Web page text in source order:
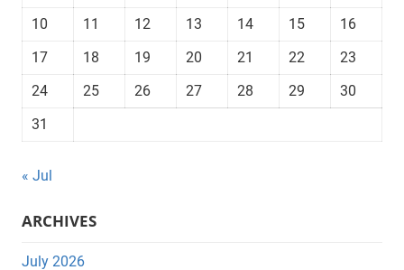
10
11 12 13 14 15
16
17
18 19 20 21 22
23
24
25 26 27 28 29
30
31
« Jul
ARCHIVES
July 2026